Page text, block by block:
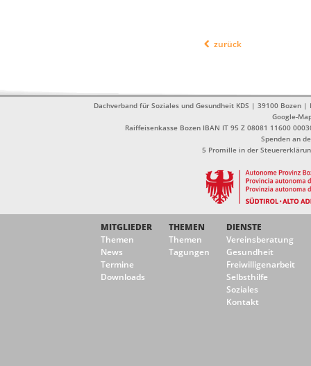
zurück
Dachverband für Soziales und Gesundheit KDS | 39100
Google-
Raiffeisenkasse Bozen IBAN IT 95 Z 08081 11600
Spenden an
5 Promille in der
MITGLIEDER
Themen
News
Termine
Downloads
THEMEN
Themen
Tagungen
DIENSTE
Vereinsberatung
Gesundheit
Freiwilligenarbeit
Selbsthilfe
Soziales
Kontakt